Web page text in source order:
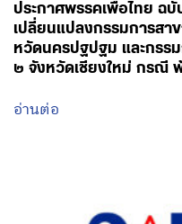
ประกาศพรรคเพื่อไทย ฉ
เปลี่ยนแปลงกรรมการสา
หวัดนครปฐปฐม และกรร
๒ จังหวัดเชียงใหม่ กรณี
อ่านต่อ